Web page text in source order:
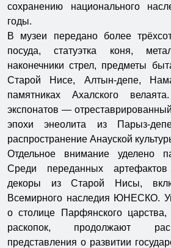
сохранению национального
годы.
В музеи передано более
посуда, статуэтка коня,
наконечники стрел, предметы
Старой Нисе, Алтын-депе,
памятниках Ахалского
экспонатов —
эпохи энеолита из Парыз-
распространение Анауской
Отдельное внимание уделено
Среди переданных
декоры из Старой Нисы,
Всемирного наследия ЮНЕСКО.
о столице Парфянского
раскопок, продолжают
представления о развитии